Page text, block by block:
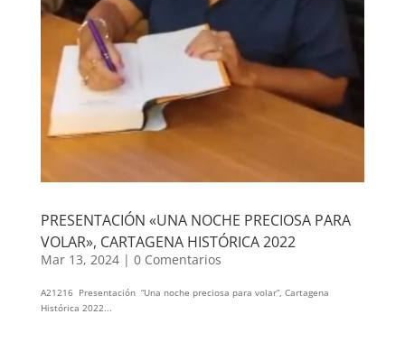
PRESENTACIÓN «UNA NOCHE PRECIOSA PARA
VOLAR», CARTAGENA HISTÓRICA 2022
Mar 13, 2024| 0 Comentarios
A21216 Presentación “Una noche preciosa para volar”, Cartagena
Histórica 2022...